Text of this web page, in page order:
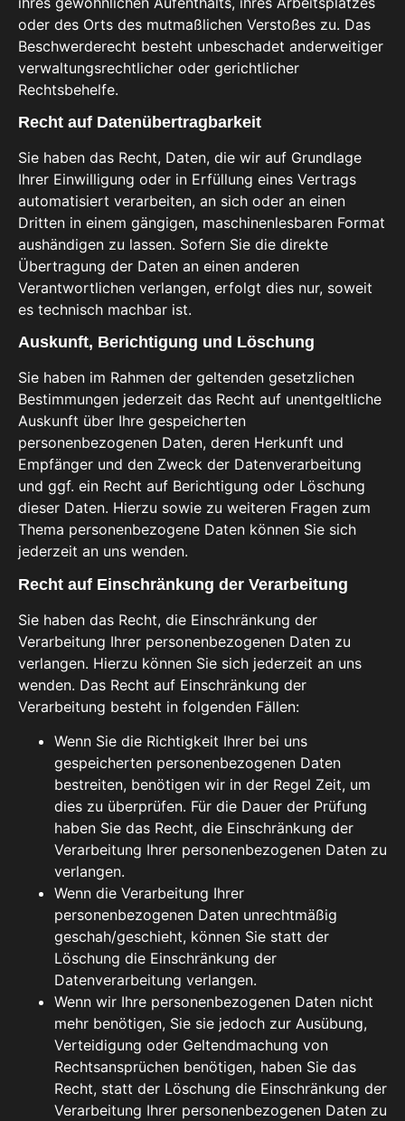
oder des Orts des mutmaßlichen Verstoßes zu. Das
Beschwerderecht besteht unbeschadet anderweitiger
verwaltungsrechtlicher oder gerichtlicher
Rechtsbehelfe.
Recht auf Daten­übertrag­barkeit
Sie haben das Recht, Daten, die wir auf Grundlage
Ihrer Einwilligung oder in Erfüllung eines Vertrags
automatisiert verarbeiten, an sich oder an einen
Dritten in einem gängigen, maschinenlesbaren Format
aushändigen zu lassen. Sofern Sie die direkte
Übertragung der Daten an einen anderen
Verantwortlichen verlangen, erfolgt dies nur, soweit
es technisch machbar ist.
Auskunft, Berichtigung und Löschung
Sie haben im Rahmen der geltenden gesetzlichen
Bestimmungen jederzeit das Recht auf unentgeltliche
Auskunft über Ihre gespeicherten
personenbezogenen Daten, deren Herkunft und
Empfänger und den Zweck der Datenverarbeitung
und ggf. ein Recht auf Berichtigung oder Löschung
dieser Daten. Hierzu sowie zu weiteren Fragen zum
Thema personenbezogene Daten können Sie sich
jederzeit an uns wenden.
Recht auf Einschränkung der Verarbeitung
Sie haben das Recht, die Einschränkung der
Verarbeitung Ihrer personenbezogenen Daten zu
verlangen. Hierzu können Sie sich jederzeit an uns
wenden. Das Recht auf Einschränkung der
Verarbeitung besteht in folgenden Fällen:
Wenn Sie die Richtigkeit Ihrer bei uns
gespeicherten personenbezogenen Daten
bestreiten, benötigen wir in der Regel Zeit, um
dies zu überprüfen. Für die Dauer der Prüfung
haben Sie das Recht, die Einschränkung der
Verarbeitung Ihrer personenbezogenen Daten zu
verlangen.
Wenn die Verarbeitung Ihrer
personenbezogenen Daten unrechtmäßig
geschah/geschieht, können Sie statt der
Löschung die Einschränkung der
Datenverarbeitung verlangen.
Wenn wir Ihre personenbezogenen Daten nicht
mehr benötigen, Sie sie jedoch zur Ausübung,
Verteidigung oder Geltendmachung von
Rechtsansprüchen benötigen, haben Sie das
Recht, statt der Löschung die Einschränkung der
Verarbeitung Ihrer personenbezogenen Daten zu